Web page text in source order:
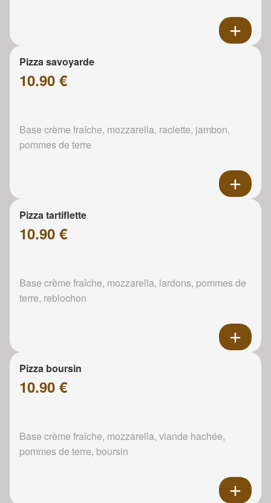
Pizza savoyarde
10.90 €
Base crème fraîche, mozzarella, raclette, jambon,
pommes de terre
Pizza tartiflette
10.90 €
Base crème fraîche, mozzarella, lardons, pommes de
terre, reblochon
Pizza boursin
10.90 €
Base crème fraîche, mozzarella, viande hachée,
pommes de terre, boursin